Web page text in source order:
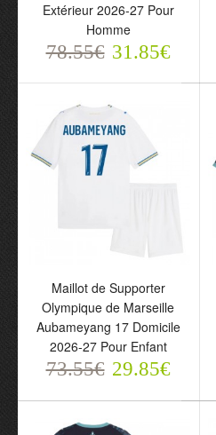
Maillot à Manches
Longues Olympique de
Marseille Extérieur 2026-
27 Pour Homme
78.55€
Extérieur 2026-27 Pour
Homme
78.55€ 31.85€
Maillot de Supporter
Olympique de Marseille
Aubameyang 17 Domicile
2026-27 Pour Enfant
73.55€ 29.85€